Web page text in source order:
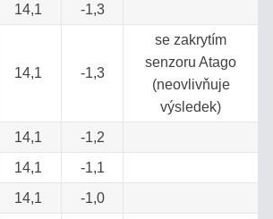
14,1 -1,3
14,1 -1,3
se zakrytím
senzoru Atago
(neovlivňuje
výsledek)
14,1
-1,2
14,1
-1,1
14,1
-1,0